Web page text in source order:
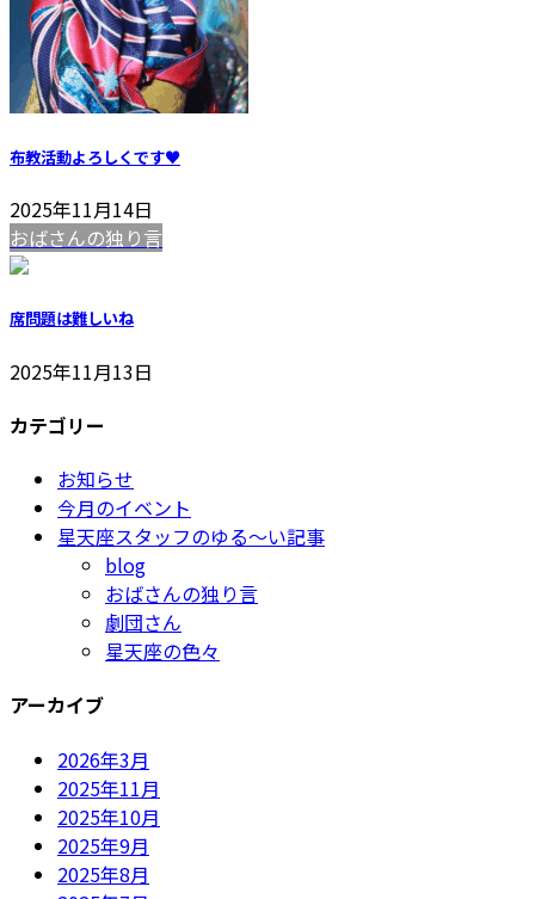
布教活動よろしくです♥️
2025年11月14日
おばさんの独り言
席問題は難しいね
2025年11月13日
カテゴリー
お知らせ
今月のイベント
星天座スタッフのゆる～い記事
blog
おばさんの独り言
劇団さん
星天座の色々
アーカイブ
2026年3月
2025年11月
2025年10月
2025年9月
2025年8月